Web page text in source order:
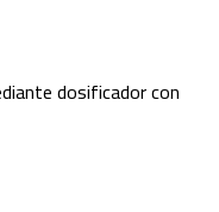
dosificador con